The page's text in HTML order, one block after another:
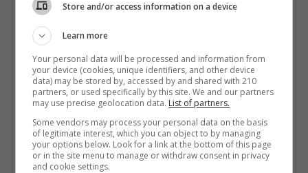
Store and/or access information on a device
Learn more
Your personal data will be processed and information from
your device (cookies, unique identifiers, and other device
data) may be stored by, accessed by and shared with 210
partners, or used specifically by this site. We and our partners
may use precise geolocation data. List of partners.
Some vendors may process your personal data on the basis
of legitimate interest, which you can object to by managing
your options below. Look for a link at the bottom of this page
or in the site menu to manage or withdraw consent in privacy
and cookie settings.